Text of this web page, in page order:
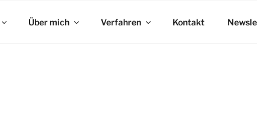
Über mich Verfahren Kontakt